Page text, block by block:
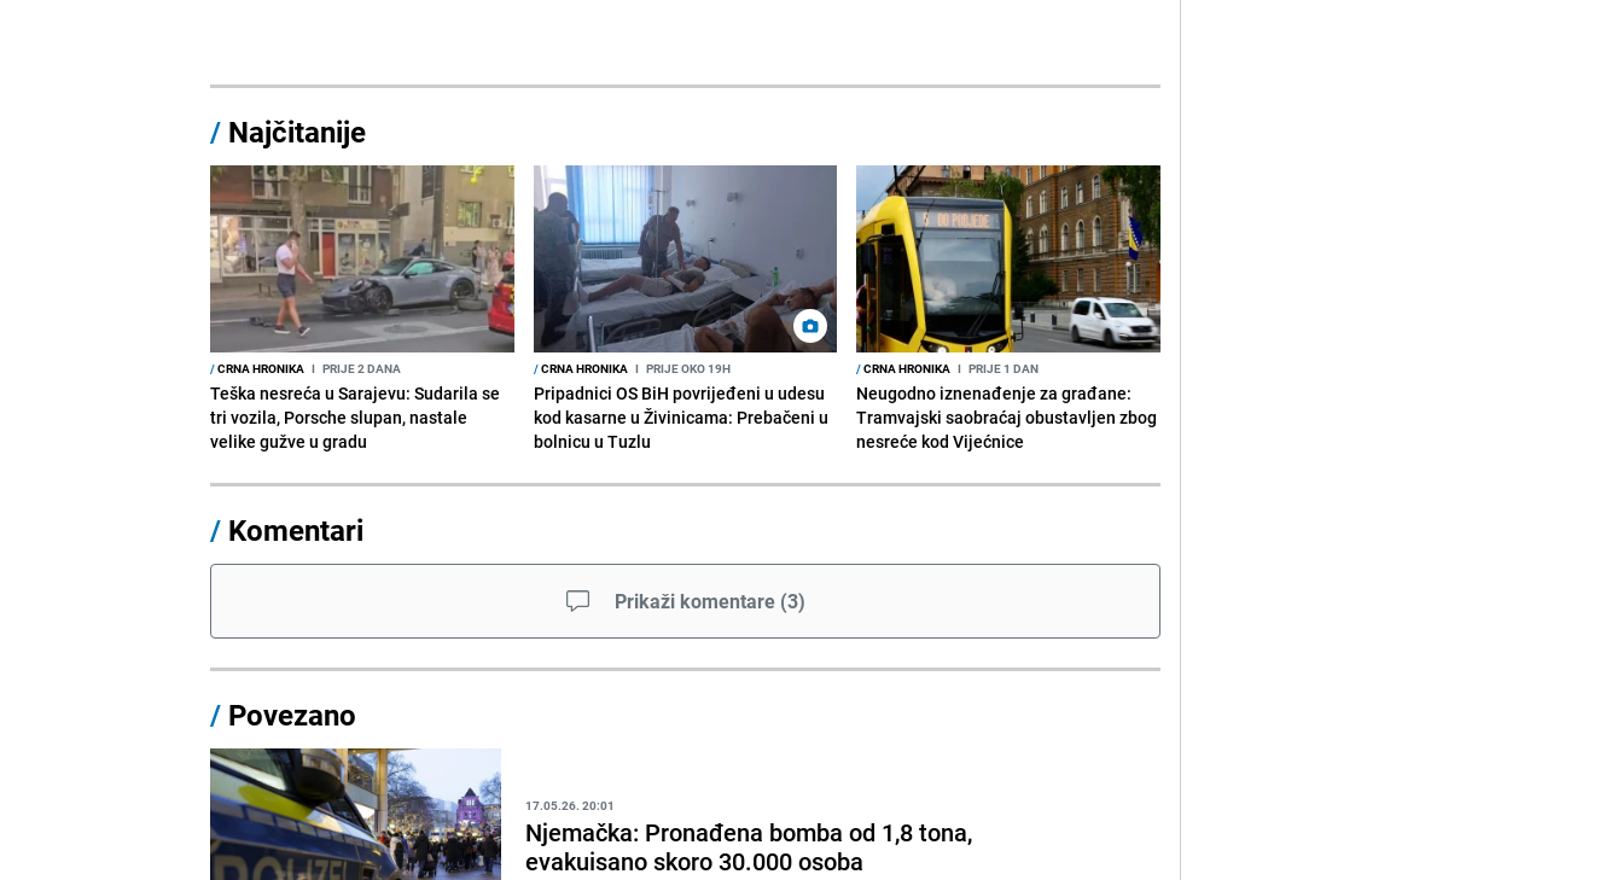
/ Najčitanije
/CRNA HRONIKA I PRIJE 2 DANA
Teška nesreća u Sarajevu: Sudarila se
tri vozila, Porsche slupan, nastale
velike gužve u gradu
/CRNA HRONIKA I PRIJE OKO 19H
Pripadnici OS BiH povrijeđeni u udesu
kod kasarne u Živinicama: Prebačeni u
bolnicu u Tuzlu
/CRNA HRONIKA I PRIJE 1 DAN
Neugodno iznenađenje za građane:
Tramvajski saobraćaj obustavljen zbog
nesreće kod Vijećnice
/ Komentari
Prikaži komentare (3)
/ Povezano
17.05.26. 20:01
Njemačka: Pronađena bomba od 1,8 tona,
evakuisano skoro 30.000 osoba